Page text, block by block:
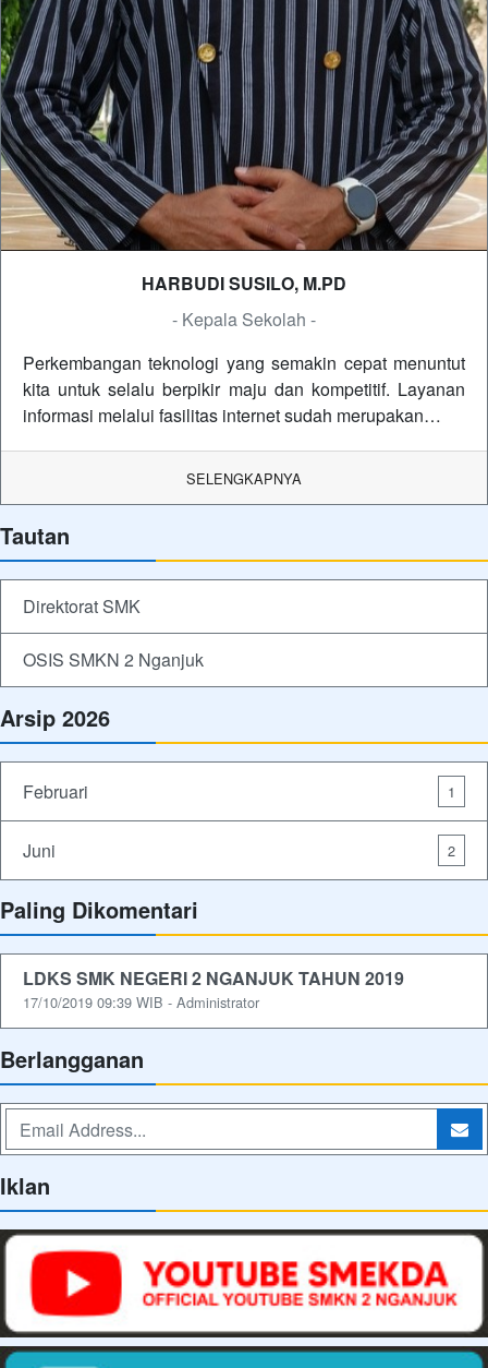
HARBUDI SUSILO, M.PD
- Kepala Sekolah -
Perkembangan teknologi yang semakin cepat menuntut
kita untuk selalu berpikir maju dan kompetitif. Layanan
informasi melalui fasilitas internet sudah merupakan…
SELENGKAPNYA
Tautan
Direktorat SMK
OSIS SMKN 2 Nganjuk
Arsip 2026
Februari 1
Juni 2
Paling Dikomentari
LDKS SMK NEGERI 2 NGANJUK TAHUN 2019
17/10/2019 09:39 WIB - Administrator
Berlangganan
Iklan